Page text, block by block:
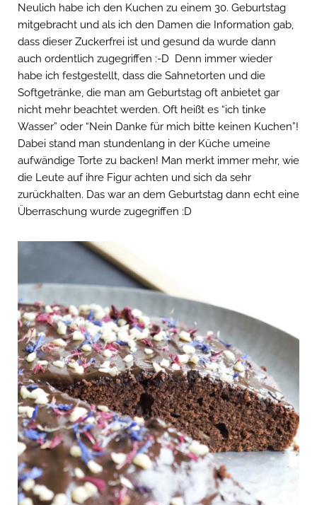
Neulich habe ich den Kuchen zu einem 30. Geburtstag
mitgebracht und als ich den Damen die Information gab,
dass dieser Zuckerfrei ist und gesund da wurde dann
auch ordentlich zugegriffen :-D Denn immer wieder
habe ich festgestellt, dass die Sahnetorten und die
Softgetränke, die man am Geburtstag oft anbietet gar
nicht mehr beachtet werden. Oft heißt es “ich tinke
Wasser” oder “Nein Danke für mich bitte keinen Kuchen”!
Dabei stand man stundenlang in der Küche umeine
aufwändige Torte zu backen! Man merkt immer mehr, wie
die Leute auf ihre Figur achten und sich da sehr
zurückhalten. Das war an dem Geburtstag dann echt eine
Überraschung wurde zugegriffen :D